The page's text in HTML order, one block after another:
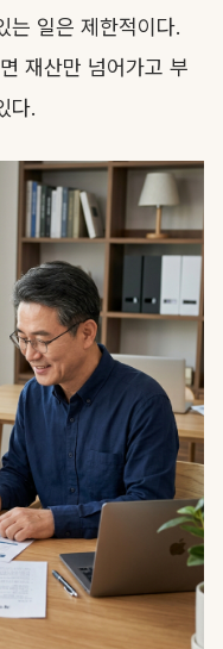
는 일은 제한적이다.
재산만 넘어가고 부
다.